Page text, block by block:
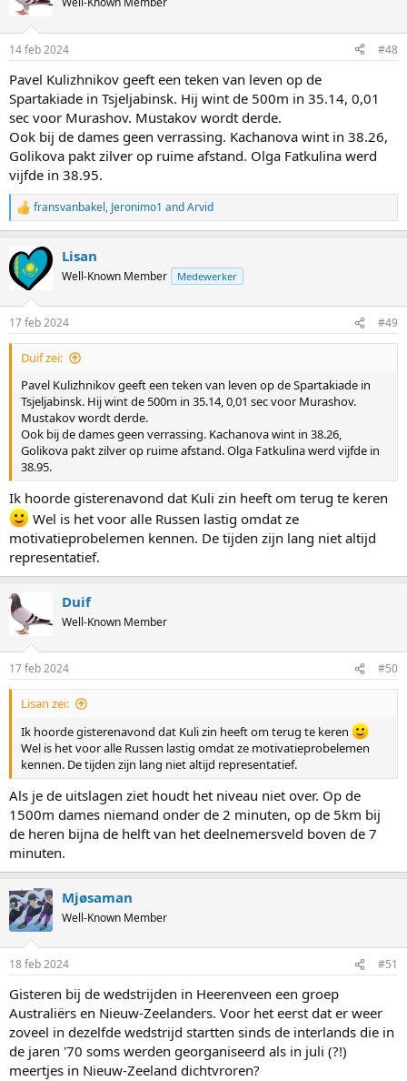
14 feb 2024 #48
Pavel Kulizhnikov geeft een teken van leven op de
Spartakiade in Tsjeljabinsk. Hij wint de 500m in 35.14, 0,01
sec voor Murashov. Mustakov wordt derde.
Ook bij de dames geen verrassing. Kachanova wint in 38.26,
Golikova pakt zilver op ruime afstand. Olga Fatkulina werd
vijfde in 38.95.
R
e
c
t
i
s
:
fransvanbakel, Jeronimo1 andArvid
Lisan
Well-Known Member Medewerker
17 feb 2024 #49
Duif zei:
Pavel Kulizhnikov geeft een teken van leven op de Spartakiade in
Tsjeljabinsk. Hij wint de 500m in 35.14, 0,01 sec voor Murashov.
Mustakov wordt derde.
Ook bij de dames geen verrassing. Kachanova wint in 38.26,
Golikova pakt zilver op ruime afstand. Olga Fatkulina werd vijfde in
38.95.
Ik hoorde gisterenavond dat Kuli zin heeft om terug te keren
Wel is het voor alle Russen lastig omdat ze
motivatieprobelemen kennen. De tijden zijn lang niet altijd
representatief.
Duif
Well-Known Member
17 feb 2024 #50
Lisan zei:
Ik hoorde gisterenavond dat Kuli zin heeft om terug te keren
Wel is het voor alle Russen lastig omdat ze motivatieprobelemen
kennen. De tijden zijn lang niet altijd representatief.
Als je de uitslagen ziet houdt het niveau niet over. Op de
1500m dames niemand onder de 2 minuten, op de 5km bij
de heren bijna de helft van het deelnemersveld boven de 7
minuten.
Mjøsaman
Well-Known Member
18 feb 2024 #51
Gisteren bij de wedstrijden in Heerenveen een groep
Australiërs en Nieuw-Zeelanders. Voor het eerst dat er weer
zoveel in dezelfde wedstrijd startten sinds de interlands die in
de jaren '70 soms werden georganiseerd als in juli (?!)
meertjes in Nieuw-Zeeland dichtvroren?